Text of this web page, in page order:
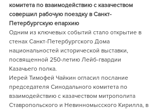
комитета по взаимодействию с казачеством
совершил рабочую поездку в Санкт-
Петербургскую епархию
Одним из ключевых событий стало открытие в
стенах Санкт-Петербургского Дома
национальностей исторической выставки,
посвященной 250-летию Лейб-гвардии
Казачьего полка.
Иерей Тимофей Чайкин огласил послание
председателя Синодального комитета по
взаимодействию с казачеством митрополита
Ставропольского и Невинномысского Кирилла, в